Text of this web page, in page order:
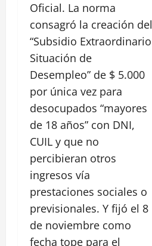
Oficial. La norma
consagró la creación del
“Subsidio Extraordinario
Situación de
Desempleo” de $ 5.000
por única vez para
desocupados “mayores
de 18 años” con DNI,
CUIL y que no
percibieran otros
ingresos vía
prestaciones sociales o
previsionales. Y fijó el 8
de noviembre como
fecha tope para el